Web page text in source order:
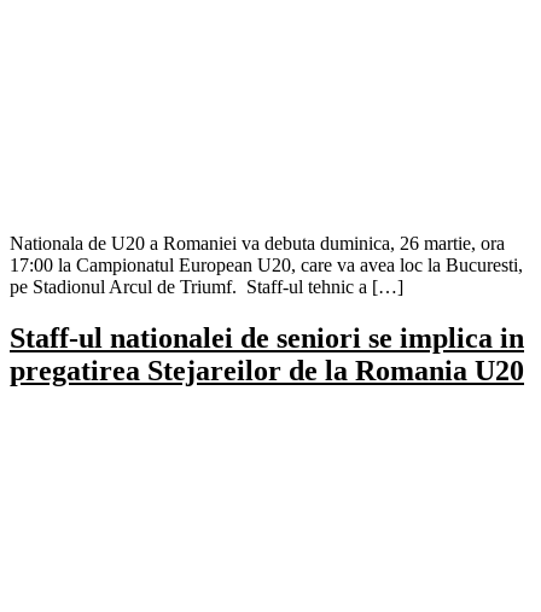
Nationala de U20 a Romaniei va debuta duminica, 26 martie, ora
17:00 la Campionatul European U20, care va avea loc la Bucuresti,
pe Stadionul Arcul de Triumf. Staff-ul tehnic a […]
Staff-ul nationalei de seniori se implica in
pregatirea Stejareilor de la Romania U20